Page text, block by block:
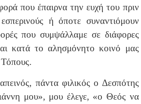
που έπαιρνα την ευχή του πριν
ή όποτε συναντιόμουν
που συμψάλλαμε σε διάφορες
κατά το αλησμόνητο κοινό μας
Τόπους.
πάντα φιλικός ο Δεσπότης
μου», μου έλεγε, «ο Θεός να